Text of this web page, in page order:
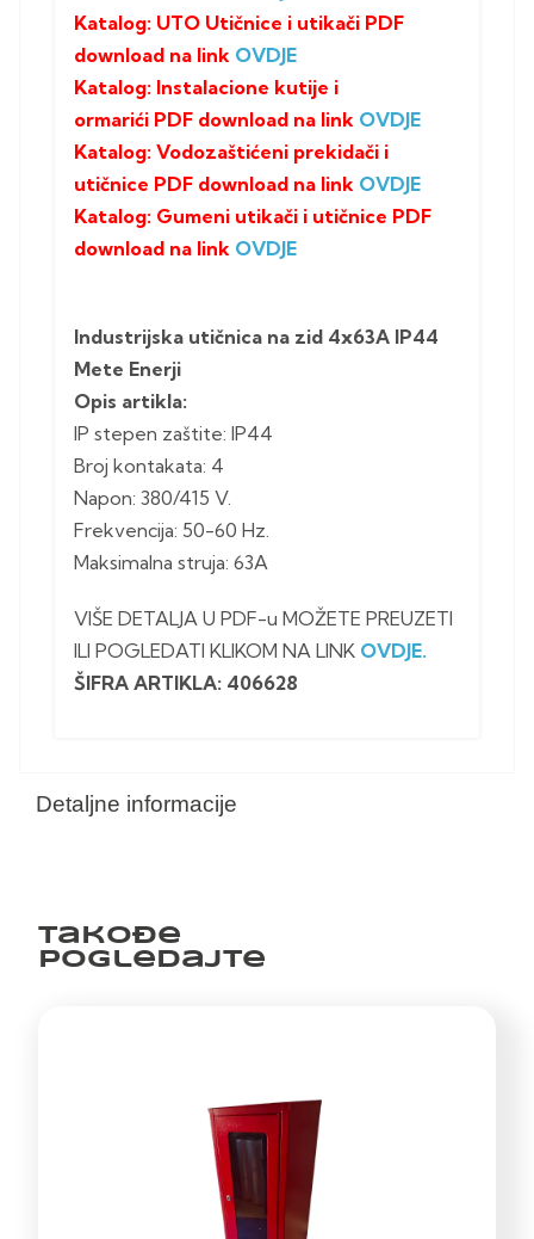
Detaljne informacije
Katalog: UTO Utičnice i utikači PDF
download na link OVDJE
Katalog: Instalacione kutije i
ormarići PDF download na link OVDJE
Katalog: Vodozaštićeni prekidači i
utičnice PDF download na link OVDJE
Katalog: Gumeni utikači i utičnice PDF
download na link OVDJE
Industrijska utičnica na zid 4x63A IP44
Mete Enerji
Opis artikla:
IP stepen zaštite: IP44
Broj kontakata: 4
Napon: 380/415 V.
Frekvencija: 50-60 Hz.
Maksimalna struja: 63A
VIŠE DETALJA U PDF-u MOŽETE PREUZETI
ILI POGLEDATI KLIKOM NA LINK OVDJE.
ŠIFRA ARTIKLA: 406628
Takođe
pogledajte